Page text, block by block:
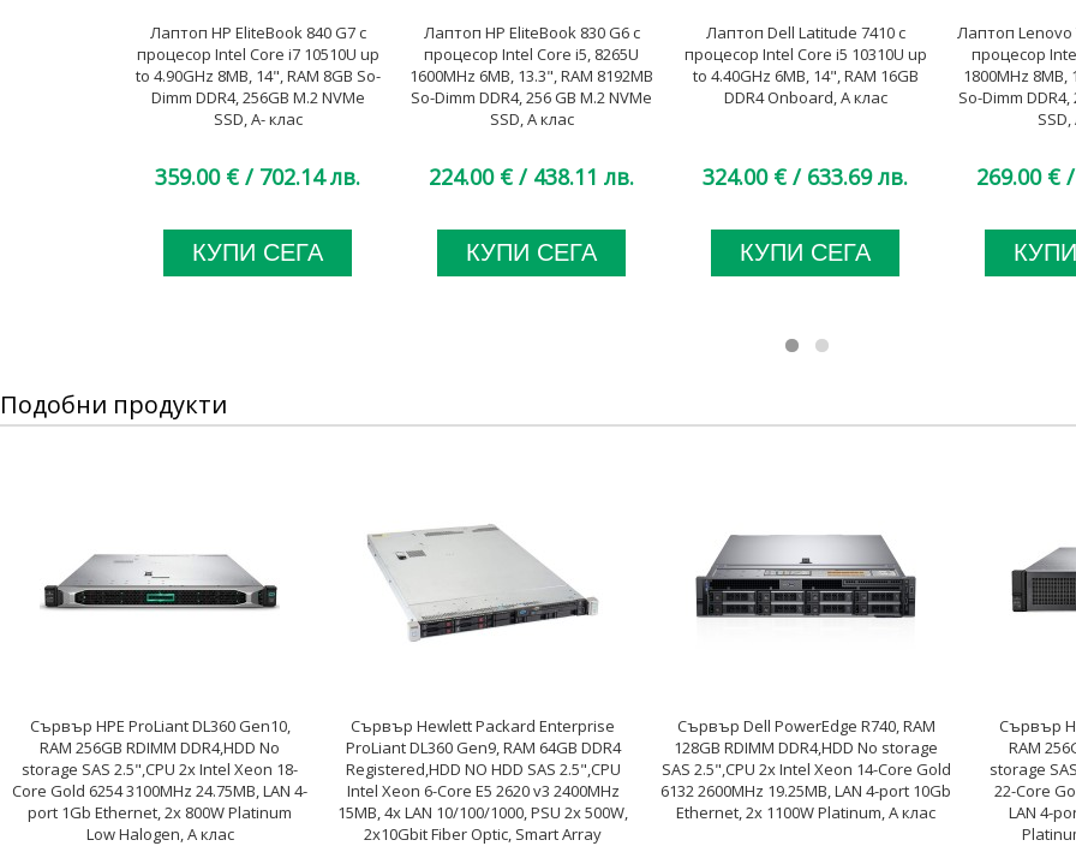
Лаптоп HP EliteBook 840 G7 с
процесор Intel Core i7 10510U up
to 4.90GHz 8MB, 14", RAM 8GB So-
Dimm DDR4, 256GB M.2 NVMe
SSD, A- клас
359.00 € / 702.14 лв.
КУПИ СЕГА
Лаптоп HP EliteBook 830 G6 с
процесор Intel Core i5, 8265U
1600MHz 6MB, 13.3", RAM 8192MB
So-Dimm DDR4, 256 GB M.2 NVMe
SSD, A клас
224.00 € / 438.11 лв.
КУПИ СЕГА
Лаптоп Dell Latitude 7410 с
процесор Intel Core i5 10310U up
to 4.40GHz 6MB, 14", RAM 16GB
DDR4 Onboard, A клас
324.00 € / 633.69 лв.
КУПИ СЕГА
Лаптоп Lenovo
процесор
1800MHz 8MB,
So-Dimm DDR4,
SSD,
269.00 €
Подобни продукти
Сървър HPE ProLiant DL360 Gen10,
RAM 256GB RDIMM DDR4,HDD No
storage SAS 2.5",CPU 2x Intel Xeon 18-
Core Gold 6254 3100MHz 24.75MB, LAN 4-
port 1Gb Ethernet, 2x 800W Platinum
Low Halogen, A клас
Сървър Hewlett Packard Enterprise
ProLiant DL360 Gen9, RAM 64GB DDR4
Registered,HDD NO HDD SAS 2.5",CPU
Intel Xeon 6-Core E5 2620 v3 2400MHz
15MB, 4x LAN 10/100/1000, PSU 2x 500W,
2x10Gbit Fiber Optic, Smart Array
Сървър Dell PowerEdge R740, RAM
128GB RDIMM DDR4,HDD No storage
SAS 2.5",CPU 2x Intel Xeon 14-Core Gold
6132 2600MHz 19.25MB, LAN 4-port 10Gb
Ethernet, 2x 1100W Platinum, A клас
Сървър
RAM
storage
22-Core
LAN 4-